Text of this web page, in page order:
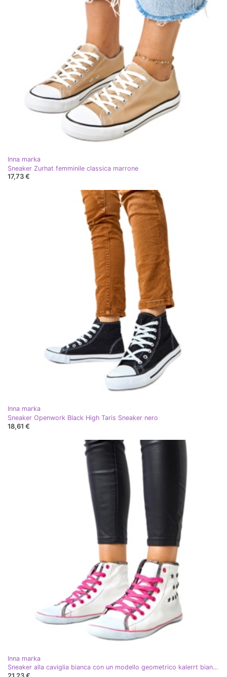
Inna marka
Sneaker Zurhat femminile classica marrone
17,73 €
Inna marka
Sneaker Openwork Black High Taris Sneaker nero
18,61 €
Inna marka
Sneaker alla caviglia bianca con un modello geometrico kalerrt bianco
21,23 €